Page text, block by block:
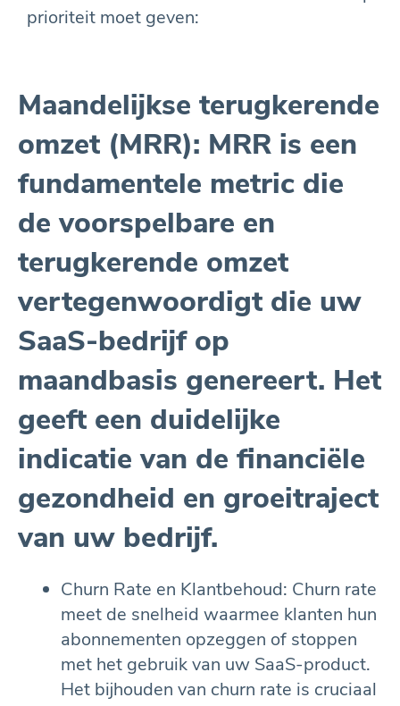
prioriteit moet geven:
Maandelijkse terugkerende
omzet (MRR): MRR is een
fundamentele metric die
de voorspelbare en
terugkerende omzet
vertegenwoordigt die uw
SaaS-bedrijf op
maandbasis genereert. Het
geeft een duidelijke
indicatie van de financiële
gezondheid en groeitraject
van uw bedrijf.
Churn Rate en Klantbehoud: Churn rate
meet de snelheid waarmee klanten hun
abonnementen opzeggen of stoppen
met het gebruik van uw SaaS-product.
Het bijhouden van churn rate is cruciaal